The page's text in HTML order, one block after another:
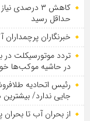
کاهش ۳
حداقل رسید
خبرنگاران
تردد موتورسیکلت در
در حاشیه موکب‌ها
رئیس اتحادیه
جایی ندارد/
از بحران آب تا